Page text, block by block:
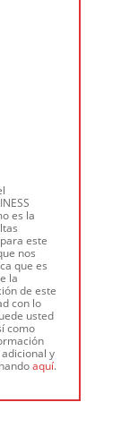
es la
este
nos
que es
la
de este
con lo
usted
como
y
aquí.